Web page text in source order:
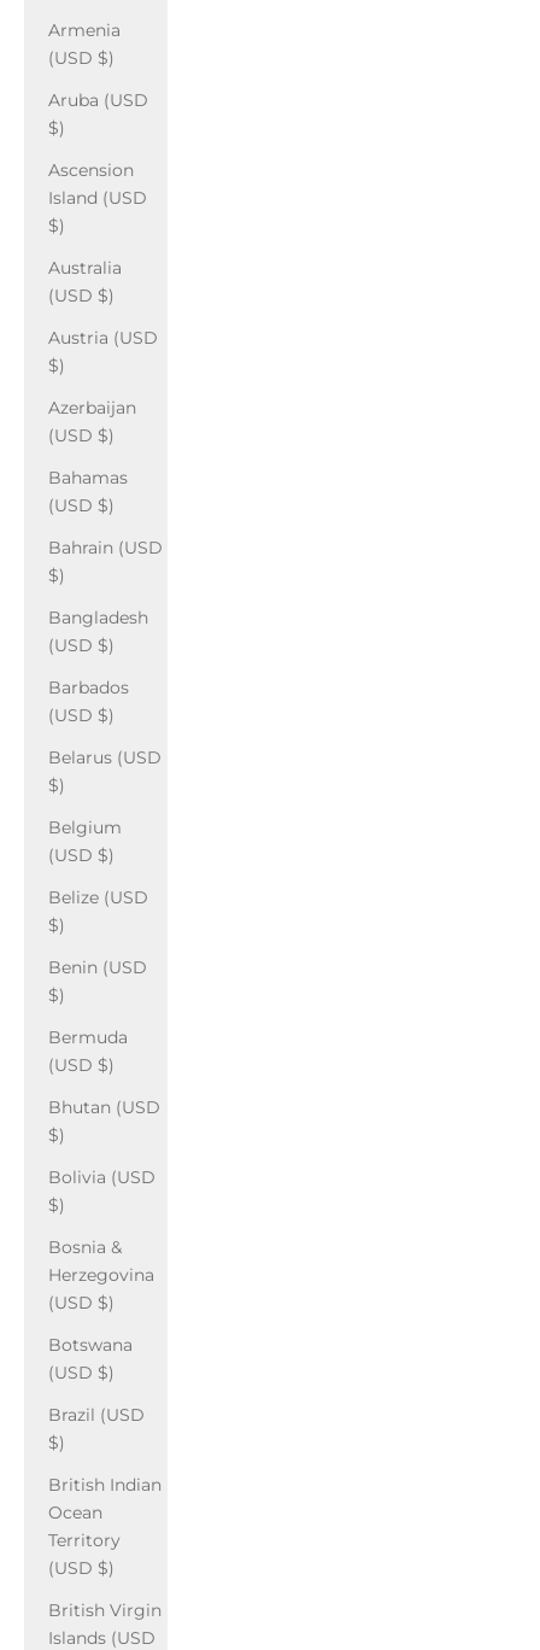
Armenia
(USD $)
Aruba (USD
$)
Ascension
Island (USD
$)
Australia
(USD $)
Austria (USD
$)
Azerbaijan
(USD $)
Bahamas
(USD $)
Bahrain (USD
$)
Bangladesh
(USD $)
Barbados
(USD $)
Belarus (USD
$)
Belgium
(USD $)
Belize (USD
$)
Benin (USD
$)
Bermuda
(USD $)
Bhutan (USD
$)
Bolivia (USD
$)
Bosnia &
Herzegovina
(USD $)
Botswana
(USD $)
Brazil (USD
$)
British Indian
Ocean
Territory
(USD $)
British Virgin
Islands (USD